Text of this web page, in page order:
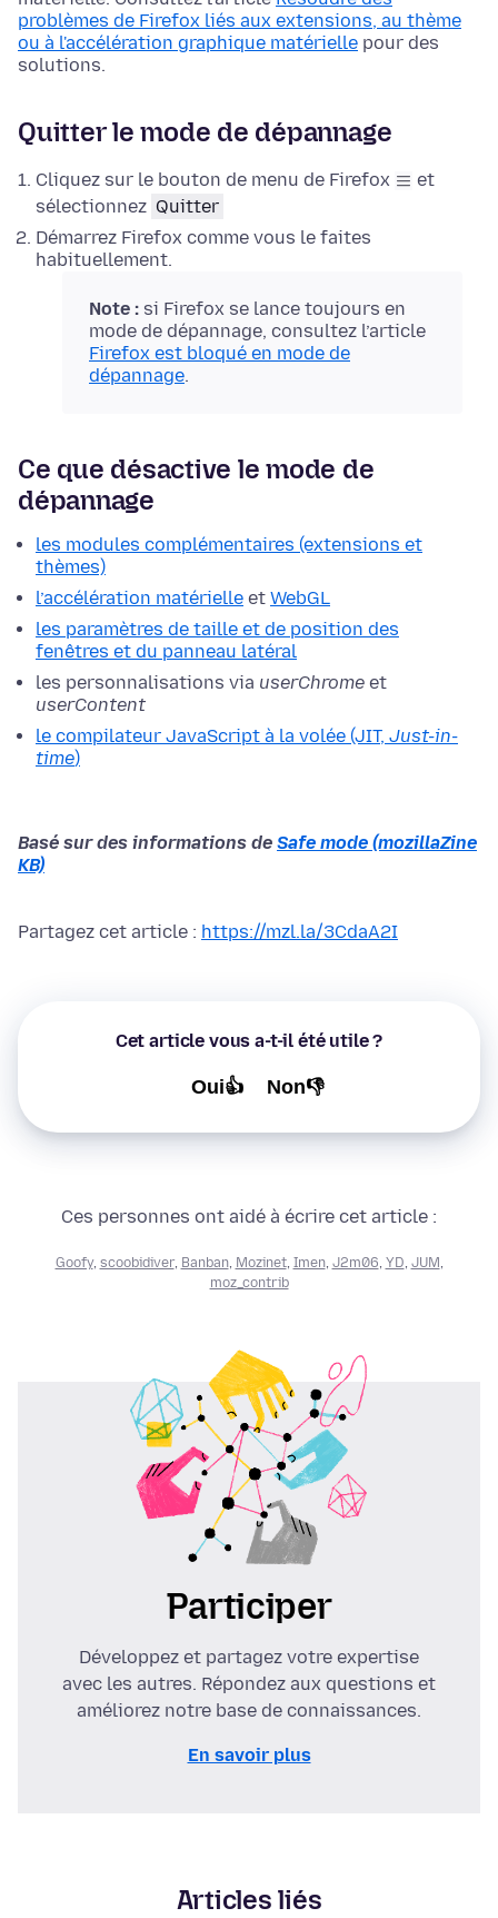
problèmes de Firefox liés aux extensions, au thème
ou à l'accélération graphique matérielle pour des
solutions.
Quitter le mode de dépannage
Cliquez sur le bouton de menu de Firefox
et
sélectionnez Quitter
Démarrez Firefox comme vous le faites
habituellement.
Note : si Firefox se lance toujours en
mode de dépannage, consultez l’article
Firefox est bloqué en mode de
dépannage.
Ce que désactive le mode de
dépannage
les modules complémentaires (extensions et
thèmes)
l’accélération matérielle et WebGL
les paramètres de taille et de position des
fenêtres et du panneau latéral
les personnalisations via userChrome et
userContent
le compilateur JavaScript à la volée (JIT, Just-in-
time)
Basé sur des informations de Safe mode (mozillaZine
KB)
Partagez cet article : https://mzl.la/3CdaA2I
Cet article vous a-t-il été utile ?
Oui👍 Non👎
Ces personnes ont aidé à écrire cet article :
Goofy, scoobidiver, Banban, Mozinet, Imen, J2m06, YD, JUM,
moz_contrib
Participer
Développez et partagez votre expertise
avec les autres. Répondez aux questions et
améliorez notre base de connaissances.
En savoir plus
Articles liés